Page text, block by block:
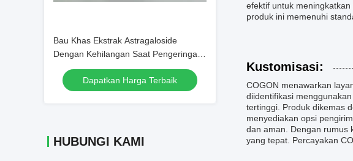
Bau Khas Ekstrak Astragaloside
Dengan Kehilangan Saat Pengeringan
Tidak Melebihi 3 Persen Cocok untuk
Produksi Suplemen Makanan
Dapatkan Harga Terbaik
HUBUNGI KAMI
efektif untuk
produk ini memenuhi
Kustomisasi:
COGON menawarkan
diidentifikasi
tertinggi. Produk dikemas
menyediakan opsi
dan aman. Dengan rumus
yang tepat. Percayakan